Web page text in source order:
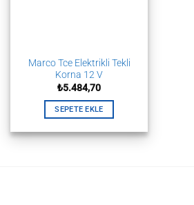
Marco Tce Elektrikli Tekli
Korna 12 V
₺5.484,70
SEPETE EKLE